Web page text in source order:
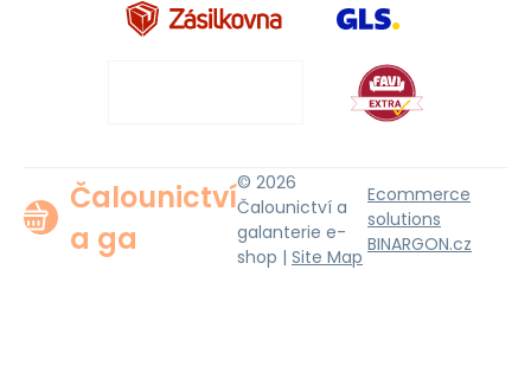
Čalounictví
a ga
© 2026
Čalounictví a
galanterie e-
shop | Site Map
Ecommerce
solutions
BINARGON.cz